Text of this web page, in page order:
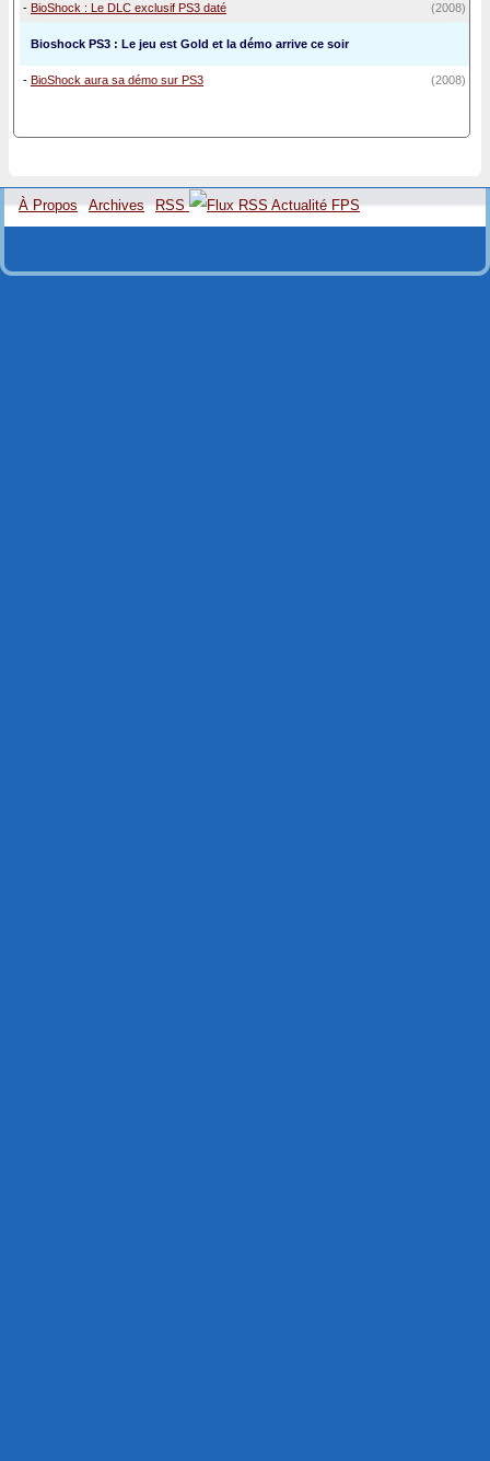
- BioShock : Le DLC exclusif PS3 daté (2008)
Bioshock PS3 : Le jeu est Gold et la démo arrive ce soir
- BioShock aura sa démo sur PS3 (2008)
À Propos Archives RSS